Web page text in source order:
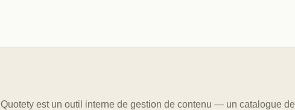
Quotety est un outil interne de gestion de contenu — un catalogue